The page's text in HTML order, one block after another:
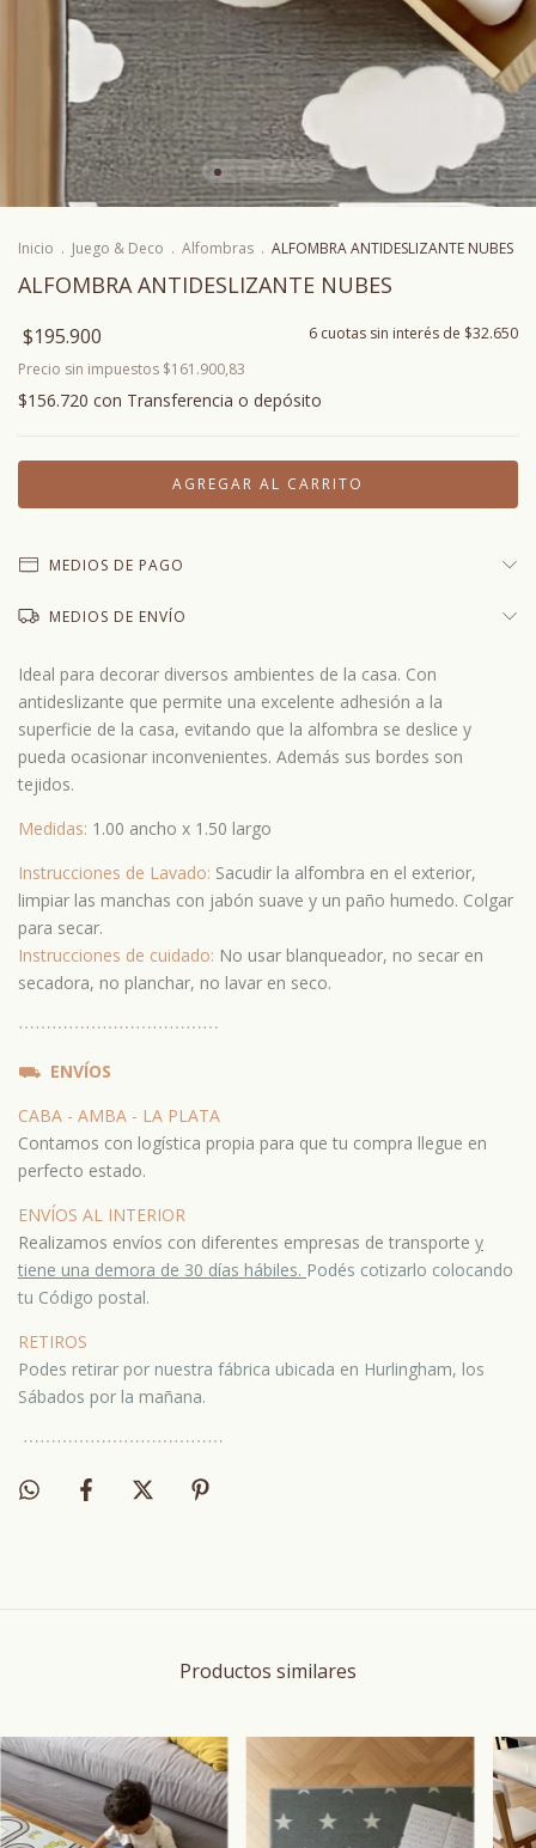
Inicio . Juego & Deco . Alfombras . ALFOMBRA ANTIDESLIZANTE NUBES
ALFOMBRA ANTIDESLIZANTE NUBES
$195.900 6 cuotas sin interés de $32.650
Precio sin impuestos $161.900,83
$156.720 con Transferencia o depósito
MEDIOS DE PAGO
MEDIOS DE ENVÍO
Ideal para decorar diversos ambientes de la casa. Con
antideslizante que permite una excelente adhesión a la
superficie de la casa, evitando que la alfombra se deslice y
pueda ocasionar inconvenientes. Además sus bordes son
tejidos.
Medidas: 1.00 ancho x 1.50 largo
Instrucciones de Lavado: Sacudir la alfombra en el exterior,
limpiar las manchas con jabón suave y un paño humedo. Colgar
para secar.
Instrucciones de cuidado: No usar blanqueador, no secar en
secadora, no planchar, no lavar en seco.
⋯⋯⋯⋯⋯⋯⋯⋯⋯⋯⋯⋯
⛟ ENVÍOS
CABA - AMBA - LA PLATA
Contamos con logística propia para que tu compra llegue en
perfecto estado.
ENVÍOS AL INTERIOR
Realizamos envíos con diferentes empresas de transporte y
tiene una demora de 30 días hábiles. Podés cotizarlo colocando
tu Código postal.
RETIROS
Podes retirar por nuestra fábrica ubicada en Hurlingham, los
Sábados por la mañana.
⋯⋯⋯⋯⋯⋯⋯⋯⋯⋯⋯⋯
Productos similares